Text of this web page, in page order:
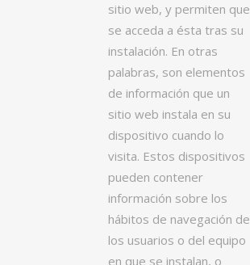
sitio web, y permiten que
se acceda a ésta tras su
instalación. En otras
palabras, son elementos
de información que un
sitio web instala en su
dispositivo cuando lo
visita. Estos dispositivos
pueden contener
información sobre los
hábitos de navegación de
los usuarios o del equipo
en que se instalan, o